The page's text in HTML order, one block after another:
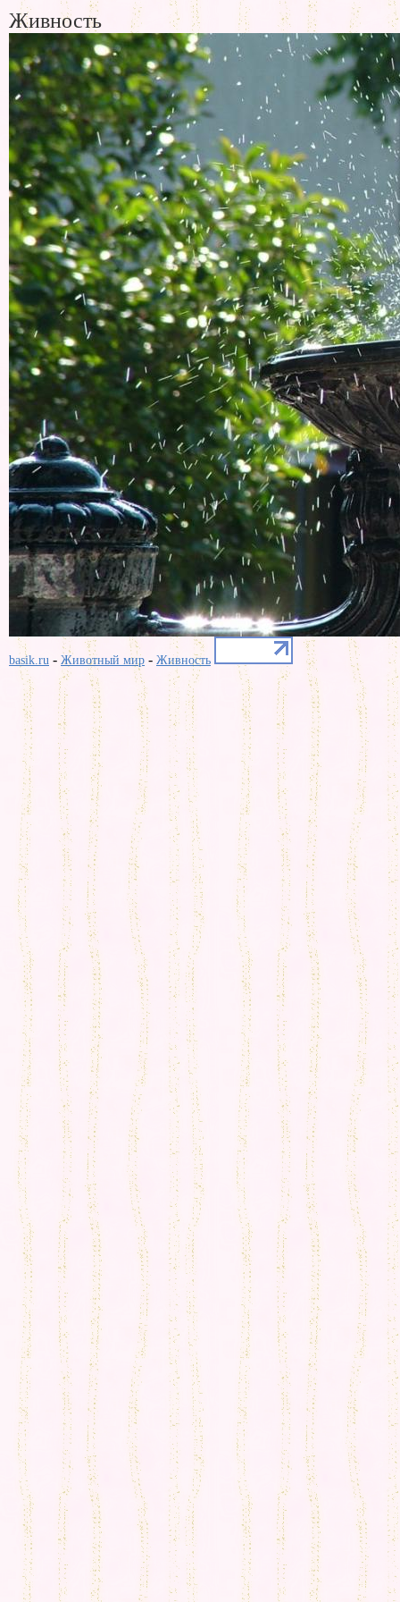
Живность
basik.ru - Животный мир - Живность